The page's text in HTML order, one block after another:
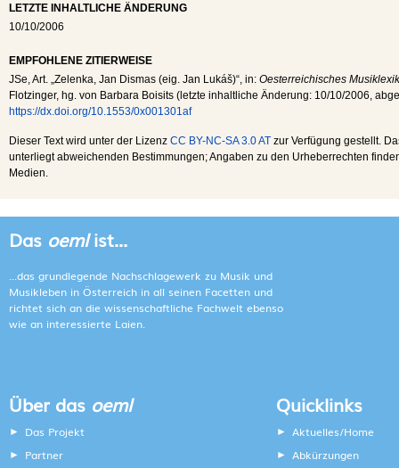
LETZTE INHALTLICHE ÄNDERUNG
10/10/2006
EMPFOHLENE ZITIERWEISE
JSe , Art. „Zelenka, Jan Dismas (eig. Jan Lukáš)“, in: Oesterreichisches
Flotzinger, hg. von Barbara Boisits (letzte inhaltliche Änderung: 10/10/2006 ,
https://dx.doi.org/10.1553/0x001301af
Dieser Text wird unter der Lizenz CC BY-NC-SA 3.0 AT zur Verfügung gestellt.
unterliegt abweichenden Bestimmungen; Angaben zu den Urheberrechten
Medien.
Das oemlist...
...das grundlegende Nachschlagewerk zu Musik und
Musikleben in Österreich in all seinen Facetten und
richtet sich an die wissenschaftliche Fachwelt ebenso
wie an interessierte Laien.
Über das oeml
Das Projekt
Partner
Quicklinks
Aktuelles/Home
Abkürzungen